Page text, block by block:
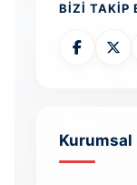
BIZI TAKIP
Kurumsal